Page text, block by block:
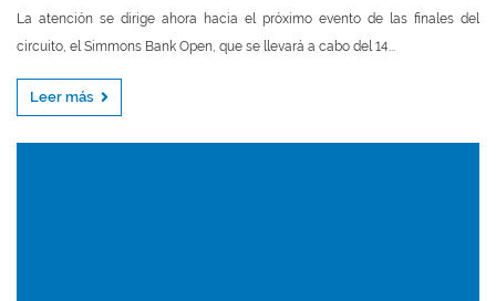
La atención se dirige ahora hacia el próximo evento de las finales del
circuito, el Simmons Bank Open, que se llevará a cabo del 14...
Leer más